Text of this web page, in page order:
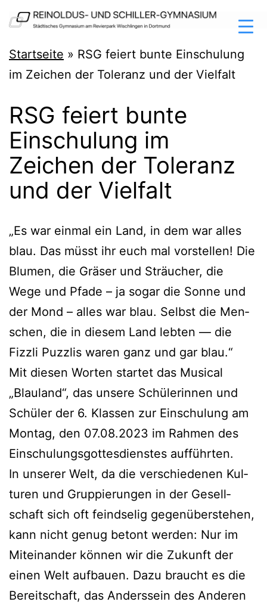
Zum
Inhalt
springen
Reinoldus-
und
Gymnasium
Dortmund
Startseite » RSG feiert bunte Einschulung
im Zeichen der Toleranz und der Vielfalt
RSG feiert bunte
Einschulung im
Zeichen der Toleranz
und der Vielfalt
„Es war ein­mal ein Land, in dem war alles
blau. Das müsst ihr euch mal vor­stel­len! Die
Blu­men, die Grä­ser und Sträu­cher, die
Wege und Pfa­de – ja sogar die Son­ne und
der Mond – alles war blau. Selbst die Men­
schen, die in die­sem Land leb­ten — die
Fizz­li Puz­z­lis waren ganz und gar blau.“
Mit die­sen Wor­ten star­tet das Musi­cal
„Blau­land“, das unse­re Schü­le­rin­nen und
Schü­ler der 6. Klas­sen zur Ein­schu­lung am
Mon­tag, den 07.08.2023 im Rah­men des
Ein­schu­lungs­got­tes­diens­tes aufführten.
In unse­rer Welt, da die ver­schie­de­nen Kul­
tu­ren und Grup­pie­run­gen in der Gesell­
schaft sich oft feind­se­lig gegen­über­ste­hen,
kann nicht genug betont wer­den: Nur im
Mit­ein­an­der kön­nen wir die Zukunft der
einen Welt auf­bau­en. Dazu braucht es die
Bereit­schaft, das Anders­sein des Ande­ren